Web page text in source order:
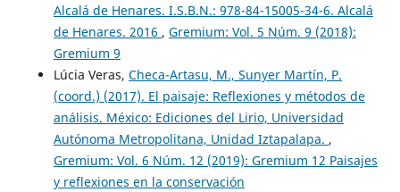
Alcalá de Henares. I.S.B.N.: 978-84-15005-34-6. Alcalá
de Henares. 2016 , Gremium: Vol. 5 Núm. 9 (2018):
Gremium 9
Lúcia Veras, Checa-Artasu, M., Sunyer Martín, P.
(coord.) (2017). El paisaje: Reflexiones y métodos de
análisis. México: Ediciones del Lirio, Universidad
Autónoma Metropolitana, Unidad Iztapalapa. ,
Gremium: Vol. 6 Núm. 12 (2019): Gremium 12 Paisajes
y reflexiones en la conservación